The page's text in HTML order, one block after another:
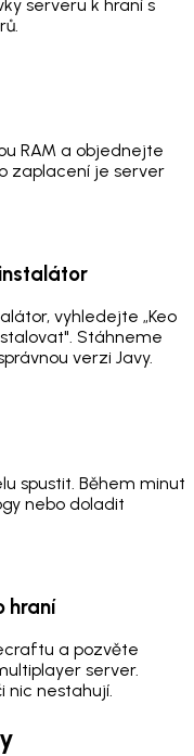
serveru k hraní s
RAM a objednejte
zaplacení je server
vyhledejte „Keo
Stáhneme
verzi Javy.
spustit. Během minut
nebo doladit
hraní
a pozvěte
server.
nic nestahují.